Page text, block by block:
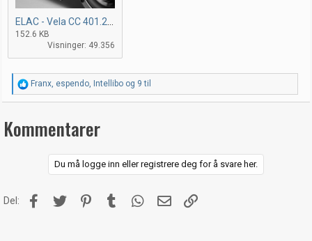
152.6 KB
Visninger: 49.356
R
e
a
s
j
Franx, espendo, Intellibo og 9 til
Kommentarer
Du må logge inn eller registrere deg for å svare her.
Del: Facebook
Twitter PinterestTumblr WhatsApp
E-postLink